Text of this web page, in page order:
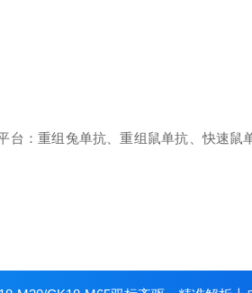
：重组兔单抗、重组鼠单抗、快速鼠